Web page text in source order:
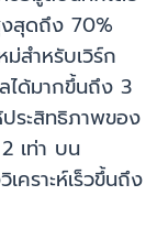
สุดถึง 70%
สำหรับเวิร์ก
ได้มากขึ้นถึง 3
ประสิทธิภาพของ
เท่า บน
คราะห์เร็วขึ้นถึง